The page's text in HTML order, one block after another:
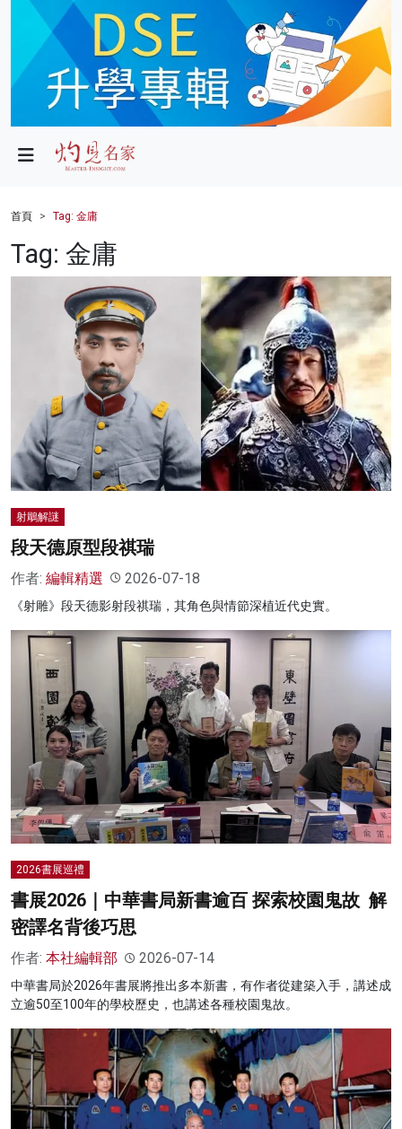
政局
財經
健康
影片
名家榜
灼見活動
首頁 Tag: 金庸
Tag: 金庸
射鵰解謎
段天德原型段祺瑞
作者: 編輯精選 2026-07-18
《射雕》段天德影射段祺瑞，其角色與情節深植近代史實。
2026書展巡禮
書展2026｜中華書局新書逾百 探索校園鬼故 解
密譯名背後巧思
作者: 本社編輯部 2026-07-14
中華書局於2026年書展將推出多本新書，有作者從建築入手，講述成
立逾50至100年的學校歷史，也講述各種校園鬼故。